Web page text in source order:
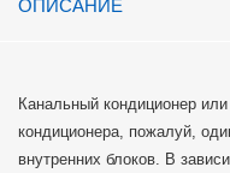
ОПИСАНИЕ
Канальный кондиционер
кондиционера, пожалуй,
внутренних блоков. В